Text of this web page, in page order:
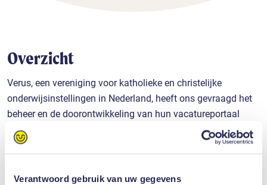
Verantwoord gebruik van uw gegevens
Overzicht
Verus, een vereniging voor katholieke en christelijke
onderwijsinstellingen in Nederland, heeft ons gevraagd het
beheer en de doorontwikkeling van hun vacatureportaal
Onderwijstalenten over te nemen. Dit portaal stelt
aangesloten scholen in staat om zelfstandig vacatures te
mogelijkheid om gemakkelijk relevante